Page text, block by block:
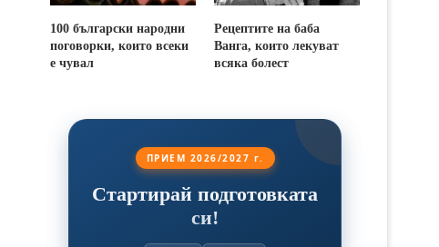
100 български народни
поговорки, които всеки
е чувал
Рецептите на баба
Ванга, които лекуват
всяка болест
ПРИЕМ 2026/2027 г.
Стартирай подготовката
си!